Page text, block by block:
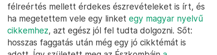
félreértés mellett érdekes észrevételeket is írt, és
ha megetettem vele egy linket egy magyar nyelvű
cikkemhez, azt egész jól fel tudta dolgozni. Sőt:
hosszas faggatás után még egy jó cikktémát is